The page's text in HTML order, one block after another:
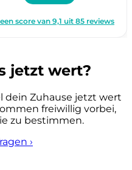
jetzt wert?
dein Zuhause jetzt wert
freiwillig vorbei,
zu bestimmen.
›